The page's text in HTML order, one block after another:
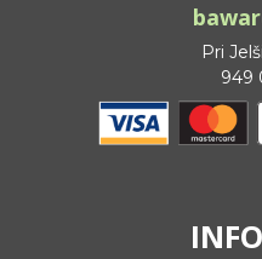
Pri
949